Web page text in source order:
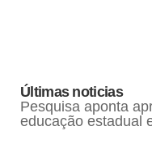
Últimas noticias
Pesquisa aponta
educação estadual